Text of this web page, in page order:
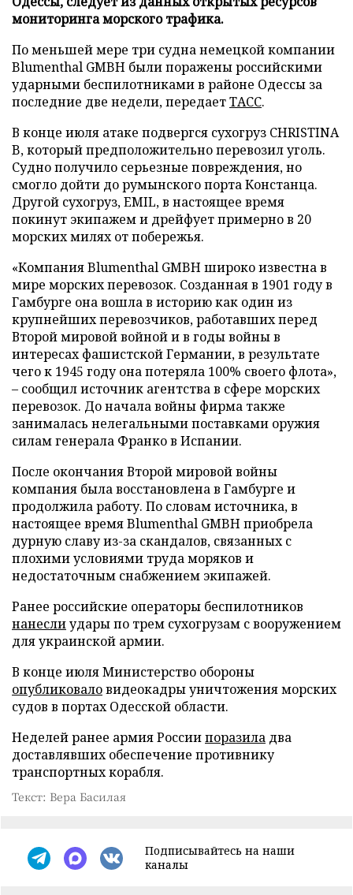
мониторинга морского трафика.
По меньшей мере три судна немецкой компании
Blumenthal GMBH были поражены российскими
ударными беспилотниками в районе Одессы за
последние две недели, передаетТАСС.
В конце июля атаке подвергся сухогруз CHRISTINA
B, который предположительно перевозил уголь.
Судно получило серьезные повреждения, но
смогло дойти до румынского порта Констанца.
Другой сухогруз, EMIL, в настоящее время
покинут экипажем и дрейфует примерно в 20
морских милях от побережья.
«Компания Blumenthal GMBH широко известна в
мире морских перевозок. Созданная в 1901 году в
Гамбурге она вошла в историю как один из
крупнейших перевозчиков, работавших перед
Второй мировой войной и в годы войны в
интересах фашистской Германии, в результате
чего к 1945 году она потеряла 100% своего флота»,
– сообщил источник агентства в сфере морских
перевозок. До начала войны фирма также
занималась нелегальными поставками оружия
силам генерала Франко в Испании.
После окончания Второй мировой войны
компания была восстановлена в Гамбурге и
продолжила работу. По словам источника, в
настоящее время Blumenthal GMBH приобрела
дурную славу из-за скандалов, связанных с
плохими условиями труда моряков и
недостаточным снабжением экипажей.
Ранее российские операторы беспилотников
нанеслиудары по трем сухогрузам с вооружением
для украинской армии.
В конце июля Министерство обороны
опубликоваловидеокадры уничтожения морских
судов в портах Одесской области.
Неделей ранее армия Россиипоразила два
доставлявших обеспечение противнику
транспортных корабля.
Текст: Вера Басилая
Подписывайтесь на наши
каналы